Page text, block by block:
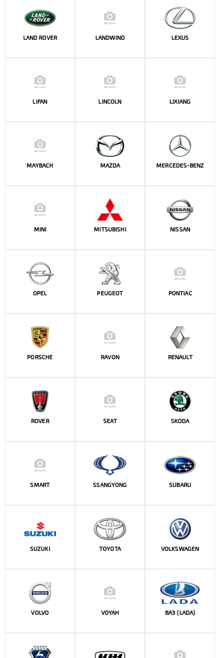
LAND ROVER LANDWIND LEXUS
LIFAN LINCOLN LIXIANG
MAYBACH MAZDA MERCEDES-BENZ
MINI MITSUBISHI NISSAN
OPEL PEUGEOT PONTIAC
PORSCHE RAVON RENAULT
ROVER SEAT SKODA
SMART SSANGYONG SUBARU
SUZUKI TOYOTA VOLKSWAGEN
VOLVO VOYAH ВАЗ (LADA)